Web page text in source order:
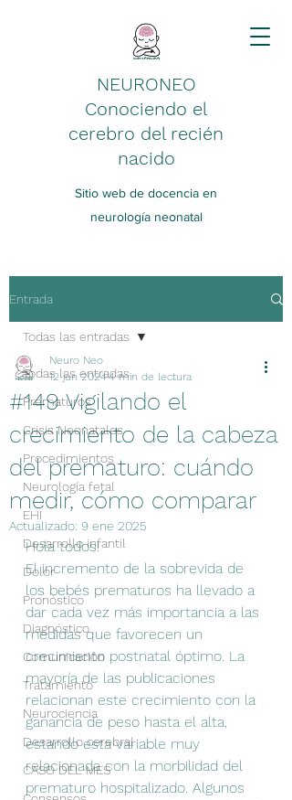
NEURONEO
Conociendo el
cerebro del recién
nacido
Sitio web de docencia en
neurología neonatal
Entrada
Todas las entradas
Prematuros
Crisis Neonatales
Procedimientos
Neurología fetal
EHI
Desarrollo infantil
Dolor
Pronóstico
Diagnóstico
Comunicación
Tratamiento
Neurociencia
Desarrollo cerebral
CASO DEL MES
Todas las entradas
#149 Vigilando el
crecimiento de la cabeza
del prematuro: cuándo
medir, cómo comparar
Neuro Neo
12 jun 20244 min de lectura
Actualizado: 9 ene 2025
Hola todos!
El incremento de la sobrevida de
los bebés prematuros ha llevado a
dar cada vez más importancia a las
medidas que favorecen un
crecimiento postnatal óptimo. La
mayoría de las publicaciones
relacionan este crecimiento con la
ganancia de peso hasta el alta,
estando esta variable muy
relacionada con la morbilidad del
prematuro hospitalizado. Algunos